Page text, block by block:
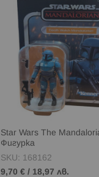
Star Wars The
Фигурка
SKU: 168162
9,70 € / 18,97 лв.